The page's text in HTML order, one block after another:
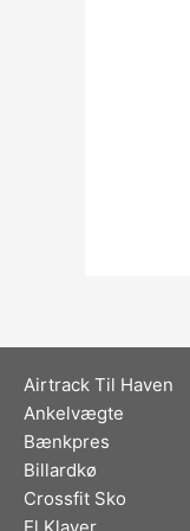
Airtrack Til Haven
Ankelvægte
Bænkpres
Billardkø
Crossfit Sko